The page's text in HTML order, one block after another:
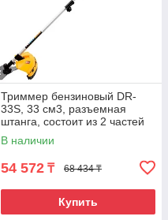
Триммер бензиновый DR-
33S, 33 см3, разъемная
штанга, состоит из 2 частей
Denzel
В наличии
54 572 ₸ 68 434 ₸
Купить